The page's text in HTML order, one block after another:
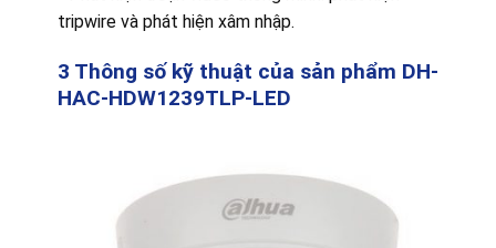
tripwire và phát hiện xâm nhập.
3 Thông số kỹ thuật của sản phẩm DH-
HAC-HDW1239TLP-LED